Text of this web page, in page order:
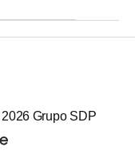
2026 Grupo SDP